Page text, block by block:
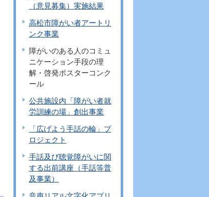
（意見募集）実施結果
高松市障がい者アートリ
ンク事業
障がいのある人のコミュ
ニケーション手段の理
解・啓発ポスターコンク
ール
公共施設内「障がい者就
労訓練の場」創出事業
「広げよう手話の輪」プ
ロジェクト
手話及び聴覚障がいに関
する出前講座（手話等普
及事業）